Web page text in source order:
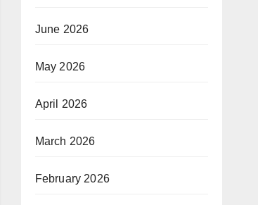
June 2026
May 2026
April 2026
March 2026
February 2026